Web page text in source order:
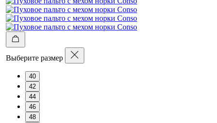
Выберите размер
40
42
44
46
48